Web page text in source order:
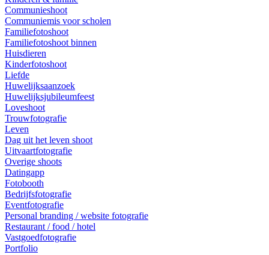
Communieshoot
Communiemis voor scholen
Familiefotoshoot
Familiefotoshoot binnen
Huisdieren
Kinderfotoshoot
Liefde
Huwelijksaanzoek
Huwelijksjubileumfeest
Loveshoot
Trouwfotografie
Leven
Dag uit het leven shoot
Uitvaartfotografie
Overige shoots
Datingapp
Fotobooth
Bedrijfsfotografie
Eventfotografie
Personal branding / website fotografie
Restaurant / food / hotel
Vastgoedfotografie
Portfolio